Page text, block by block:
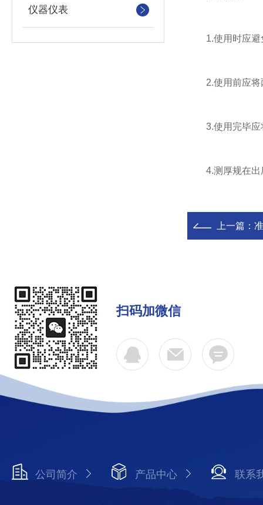
仪器仪表
1.使用时应避
2.使用前应将两
3.使用完毕应将
4.测厚规在出厂
上一篇：
扫码加微信
公司简介 产品中心 联系